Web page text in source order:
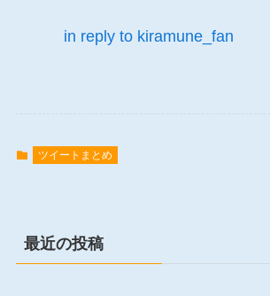
in reply to kiramune_fan
ツイートまとめ
最近の投稿